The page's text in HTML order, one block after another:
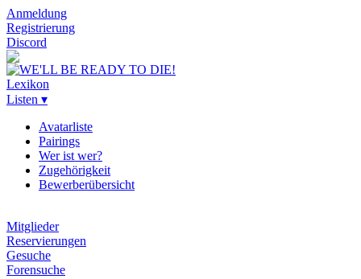
Anmeldung
Registrierung
Discord
Lexikon
Listen ▾
Avatarliste
Pairings
Wer ist wer?
Zugehörigkeit
Bewerberübersicht
Mitglieder
Reservierungen
Gesuche
Forensuche